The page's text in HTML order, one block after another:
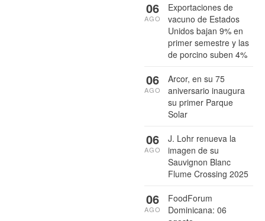
Exportaciones de
vacuno de Estados
Unidos bajan 9% en
primer semestre y las
de porcino suben 4%
06
AGO
Arcor, en su 75
aniversario inaugura
su primer Parque
Solar
06
AGO
J. Lohr renueva la
imagen de su
Sauvignon Blanc
Flume Crossing 2025
06
AGO
FoodForum
Dominicana: 06
06
AGO